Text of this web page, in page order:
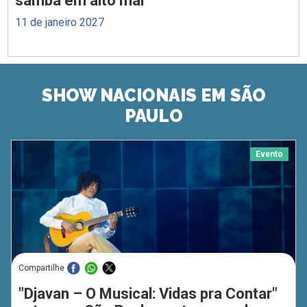
11 de janeiro 2027
SHOW NACIONAIS EM SÃO
PAULO
Evento
Compartilhe
"Djavan – O Musical: Vidas pra Contar"